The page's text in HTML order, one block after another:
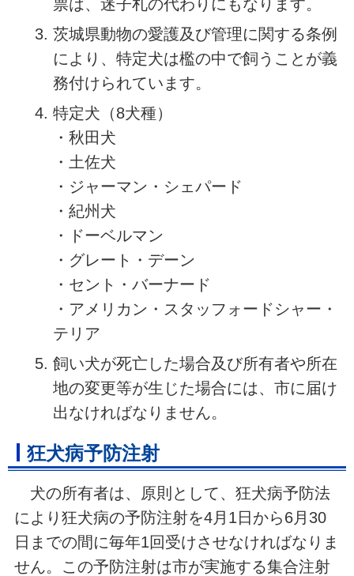
票は、迷子札の代わりにもなります。
茨城県動物の愛護及び管理に関する条例
により、特定犬は檻の中で飼うことが義
務付けられています。
特定犬（8犬種）
・秋田犬
・土佐犬
・ジャーマン・シェパード
・紀州犬
・ドーベルマン
・グレート・デーン
・セント・バーナード
・アメリカン・スタッフォードシャー・
テリア
飼い犬が死亡した場合及び所有者や所在
地の変更等が生じた場合には、市に届け
出なければなりません。
狂犬病予防注射
犬の所有者は、原則として、狂犬病予防法
により狂犬病の予防注射を4月1日から6月30
日までの間に毎年1回受けさせなければなりま
せん。この予防注射は市が実施する集合注射